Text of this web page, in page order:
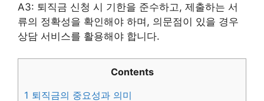
A3: 퇴직금 신청 시 기한을 준수하고, 제출하는 서
류의 정확성을 확인해야 하며, 의문점이 있을 경우
상담 서비스를 활용해야 합니다.
Contents
1 퇴직금의 중요성과 의미